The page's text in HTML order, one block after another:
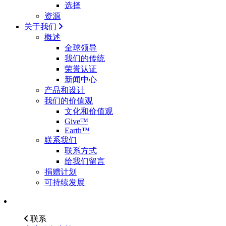
选择
资源
关于我们
概述
全球领导
我们的传统
荣誉认证
新闻中心
产品和设计
我们的价值观
文化和价值观
Give™
Earth™
联系我们
联系方式
给我们留言
捐赠计划
可持续发展
联系